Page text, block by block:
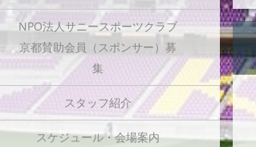
NPO法人サニースポーツクラブ
京都賛助会員（スポンサー）募
集
スタッフ紹介
スケジュール・会場案内